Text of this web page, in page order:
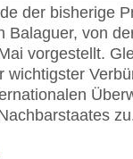
der bisherige
Balaguer, von
vorgestellt.
wichtigster